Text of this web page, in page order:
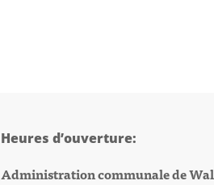
Heures d’ouverture:
Administration communale de